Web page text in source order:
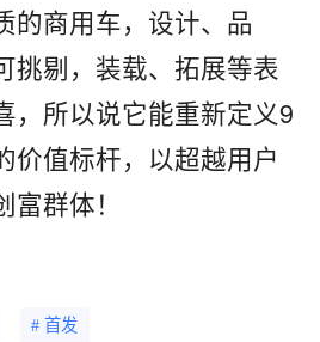
的商用车，设计、品
挑剔，装载、拓展等表
，所以说它能重新定义9
价值标杆，以超越用户
群体！
# 首发